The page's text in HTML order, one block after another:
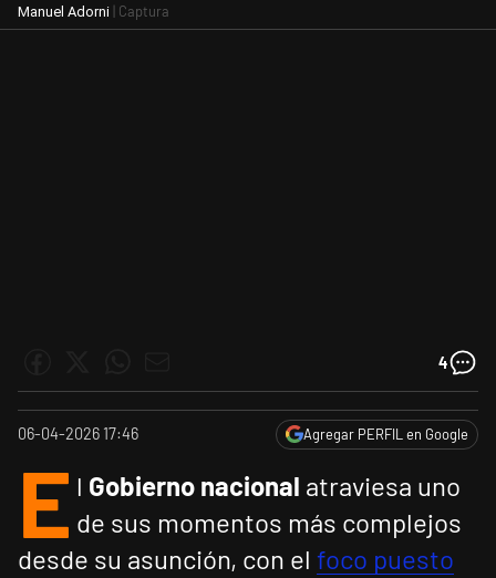
Manuel Adorni | Captura
4
06-04-2026 17:46 Agregar PERFIL en Google
E l Gobierno nacional atraviesa uno
de sus momentos más complejos
desde su asunción, con el foco puesto